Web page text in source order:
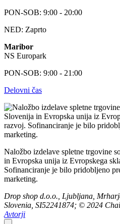
PON-SOB: 9:00 - 20:00
NED: Zaprto
Maribor
NS Europark
PON-SOB: 9:00 - 21:00
Delovni čas
Naložbo izdelave spletne trgovine
in Evropska unija iz Evropskega
Sofinanciranje je bilo pridobljeno
marketing.
Drop shop d.o.o., Ljubljana,
Slovenia, SI52241874; © 2024
Avtorji